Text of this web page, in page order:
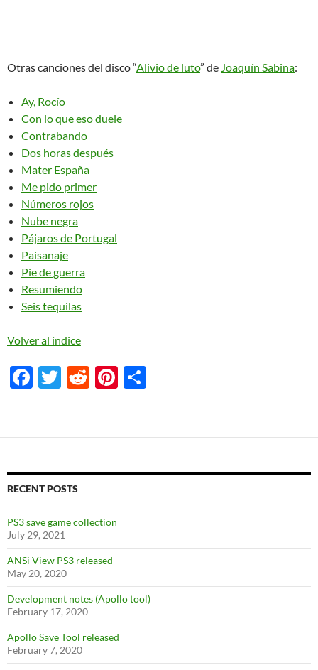
Otras canciones del disco “Alivio de luto” de Joaquín Sabina:
Ay, Rocío
Con lo que eso duele
Contrabando
Dos horas después
Mater España
Me pido primer
Números rojos
Nube negra
Pájaros de Portugal
Paisanaje
Pie de guerra
Resumiendo
Seis tequilas
Volver al índice
F
b
o
o
k
T
er
R
di
t
Pi
es
t
e
RECENT POSTS
PS3 save game collection
July 29, 2021
ANSi View PS3 released
May 20, 2020
Development notes (Apollo tool)
February 17, 2020
Apollo Save Tool released
February 7, 2020